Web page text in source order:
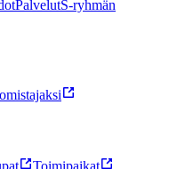
PalvelutS-ryhmän